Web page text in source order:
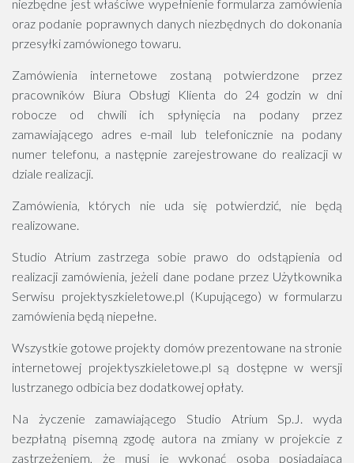
niezbędne jest właściwe wypełnienie formularza zamówienia
oraz podanie poprawnych danych niezbędnych do dokonania
przesyłki zamówionego towaru.
Zamówienia internetowe zostaną potwierdzone przez
pracowników Biura Obsługi Klienta do 24 godzin w dni
robocze od chwili ich spłynięcia na podany przez
zamawiającego adres e-mail lub telefonicznie na podany
numer telefonu, a następnie zarejestrowane do realizacji w
dziale realizacji.
Zamówienia, których nie uda się potwierdzić, nie będą
realizowane.
Studio Atrium zastrzega sobie prawo do odstąpienia od
realizacji zamówienia, jeżeli dane podane przez Użytkownika
Serwisu projektyszkieletowe.pl (Kupującego) w formularzu
zamówienia będą niepełne.
Wszystkie gotowe projekty domów prezentowane na stronie
internetowej projektyszkieletowe.pl są dostępne w wersji
lustrzanego odbicia bez dodatkowej opłaty.
Na życzenie zamawiającego Studio Atrium Sp.J. wyda
bezpłatną pisemną zgodę autora na zmiany w projekcie z
zastrzeżeniem, że musi je wykonać osoba posiadająca